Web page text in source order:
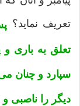
تعریف نماید؟
تعلق به باری و
سپارد و چنان
دیگر را ناصبی